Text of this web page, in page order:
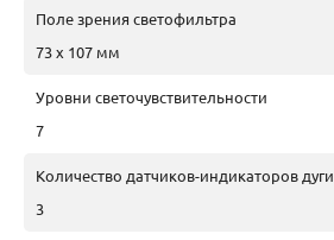
Поле зрения светофильтра
73 х 107 мм
Уровни светочувствительности
7
Количество датчиков-индикаторов дуги
3